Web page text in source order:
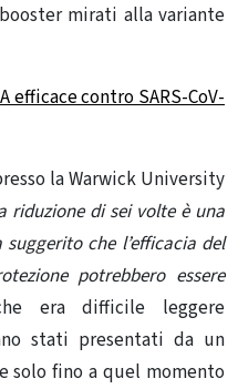
mirati alla variante
efficace contro SARS-CoV-
la Warwick University
riduzione di sei volte è una
che l’efficacia del
potrebbero essere
era difficile leggere
stati presentati da un
solo fino a quel momento